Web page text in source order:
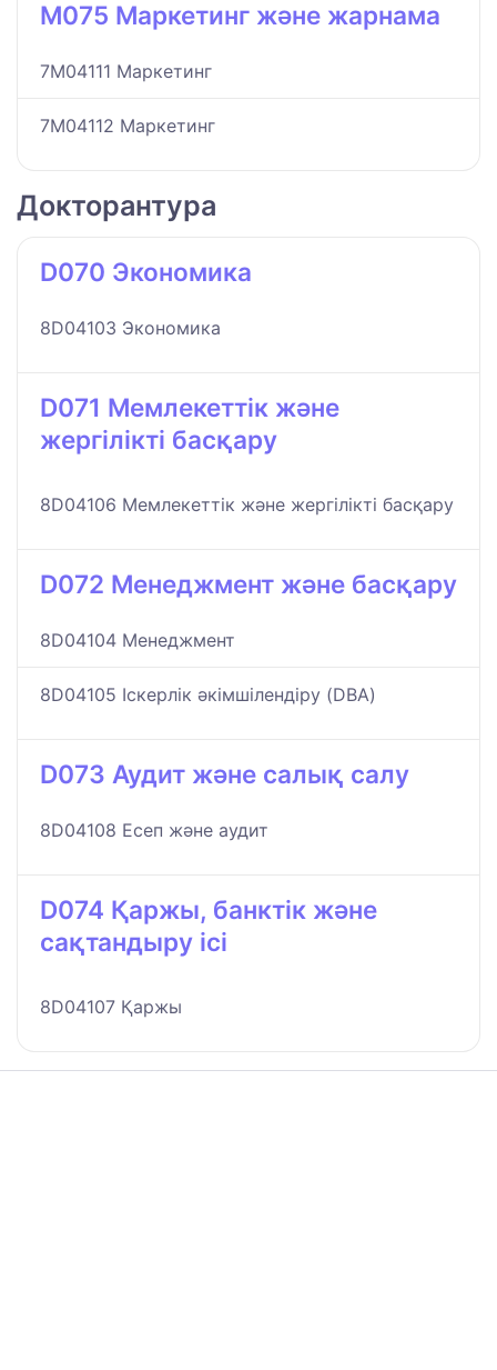
M075 Маркетинг және жарнама
7M04111 Маркетинг
7M04112 Маркетинг
Докторантура
D070 Экономика
8D04103 Экономика
D071 Мемлекеттік және
жергілікті басқару
8D04106 Мемлекеттік және жергілікті басқару
D072 Менеджмент және басқару
8D04104 Менеджмент
8D04105 Іскерлік әкімшілендіру (DBA)
D073 Аудит және салық салу
8D04108 Есеп және аудит
D074 Қаржы, банктік және
сақтандыру ісі
8D04107 Қаржы